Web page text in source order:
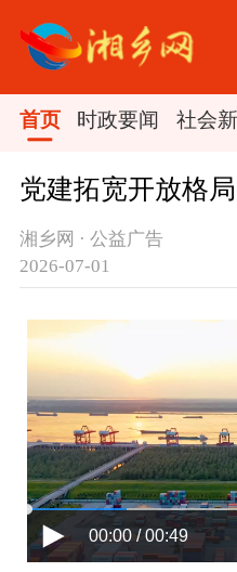
首页 时政要闻 社会
党建拓宽开放格
湘乡网 · 公益广告
2026-07-01
00:00 / 00:49